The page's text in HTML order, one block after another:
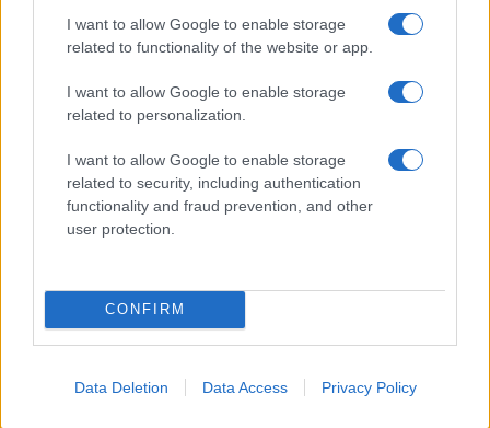
I want to allow Google to enable storage
related to functionality of the website or app.
I want to allow Google to enable storage
related to personalization.
I want to allow Google to enable storage
related to security, including authentication
functionality and fraud prevention, and other
user protection.
CONFIRM
Data Deletion Data Access Privacy Policy
Diritti delle lavoratrici in gravidanza: guida completa e
aggiornata
Scopri il Dyson V15 Detect Absolute: l’aspirapolvere
innovativo per la tua casa
La salute mentale delle mamme: perché è importante
parlarne
Aiuti famiglie: tutto quello che devi sapere sui supporti
disponibili
5
presente